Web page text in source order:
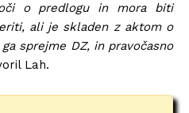
o predlogu in mora biti
ali je skladen z aktom o
sprejme DZ, in pravočasno
Lah.